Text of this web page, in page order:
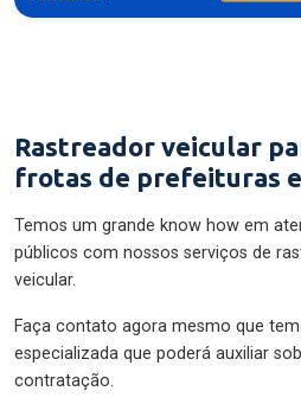
Rastreador veicular
frotas de prefeituras
Temos um grande know how em
públicos com nossos serviços de
veicular.
Faça contato agora mesmo que
especializada que poderá auxiliar
contratação.